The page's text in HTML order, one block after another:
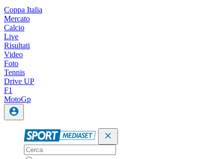
Coppa Italia
Mercato
Calcio
Live
Risultati
Video
Foto
Tennis
Drive UP
F1
MotoGp